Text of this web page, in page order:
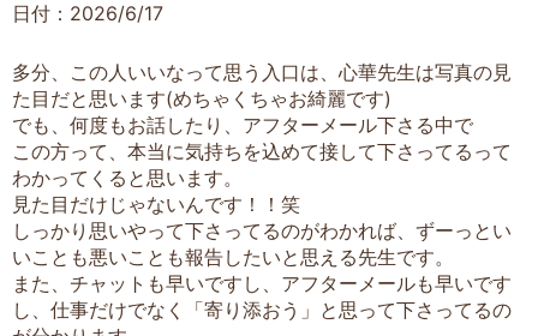
日付：2026/6/17
多分、この人いいなって思う入口は、心華先生は写真の見
た目だと思います(めちゃくちゃお綺麗です)
でも、何度もお話したり、アフターメール下さる中で
この方って、本当に気持ちを込めて接して下さってるって
わかってくると思います。
見た目だけじゃないんです！！笑
しっかり思いやって下さってるのがわかれば、ずーっとい
いことも悪いことも報告したいと思える先生です。
また、チャットも早いですし、アフターメールも早いです
し、仕事だけでなく「寄り添おう」と思って下さってるの